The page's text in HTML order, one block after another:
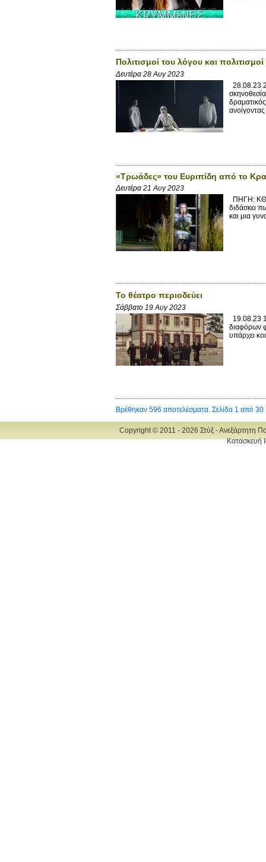
Πολιτισμοί του λόγου και πολιτισμοί
Δευτέρα 28 Αυγ 2023
28.08.23
ανοίγοντας
«Τρωάδες» του Ευριπίδη από το
Δευτέρα 21 Αυγ 2023
ΠΗΓΗ:
διδάσκει
και μια
Το θέατρο περιοδεύει
Σάββατο 19 Αυγ 2023
19.08.23
διαφόρων
υπάρχει
Βρέθηκαν 596 αποτελέσματα. Σελίδα 1 από 30
Copyright © 2011 - 2026 Στύξ - Ανεξάρτητη
Κατασκευή